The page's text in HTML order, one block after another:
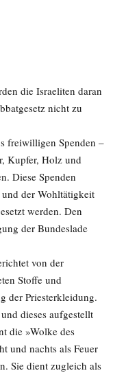
die Israeliten daran
nicht zu
freiwilligen Spenden –
Kupfer, Holz und
Diese Spenden
der Wohltätigkeit
werden. Den
der Bundeslade
von der
Stoffe und
der Priesterkleidung.
dieses aufgestellt
die »Wolke des
und nachts als Feuer
Sie dient zugleich als